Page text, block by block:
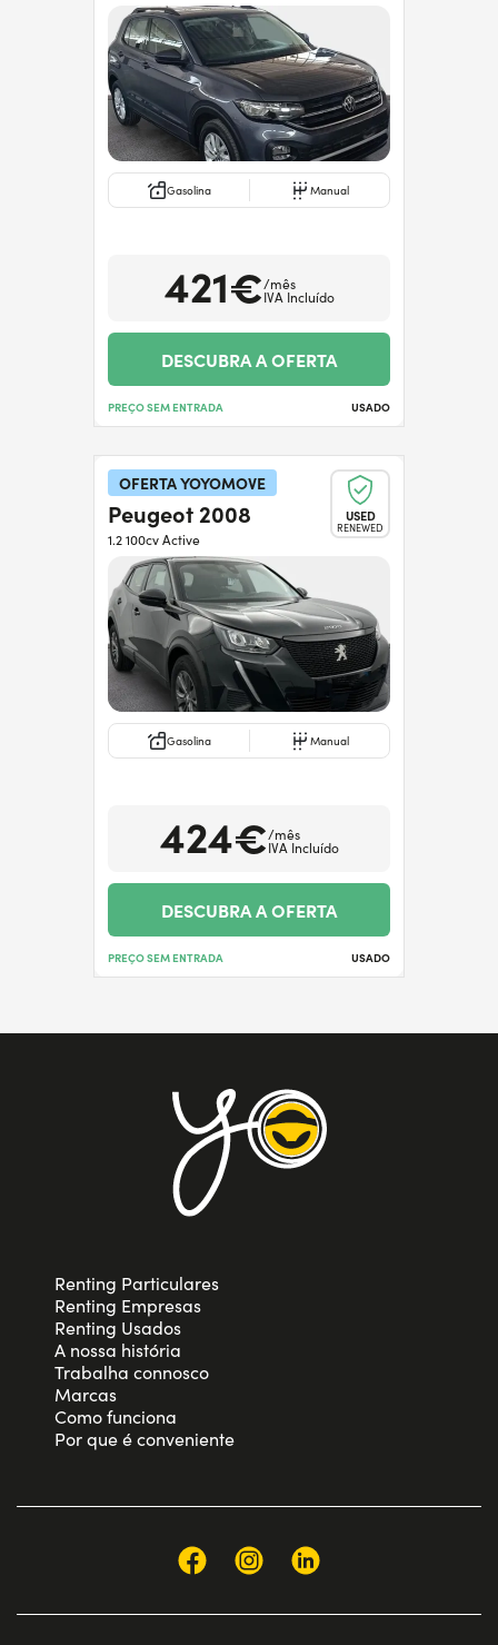
Gasolina Manual
421€/mês
IVA Incluído
DESCUBRA A OFERTA
PREÇO SEM ENTRADA USADO
OFERTA YOYOMOVE
USED
RENEWED
Peugeot 2008
1.2 100cv Active
Gasolina Manual
424€/mês
IVA Incluído
DESCUBRA A OFERTA
PREÇO SEM ENTRADA USADO
Renting Particulares
Renting Empresas
Renting Usados
A nossa história
Trabalha connosco
Marcas
Como funciona
Por que é conveniente